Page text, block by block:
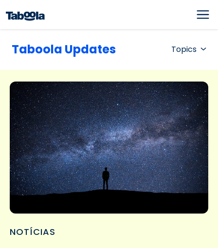
Taboola Updates Topics
NOTÍCIAS